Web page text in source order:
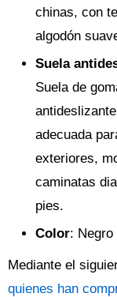
chinas, con
algodón
Suela
Suela de
adecuada
exteriores,
caminatas
pies.
Color: Negro
Mediante el
quienes han